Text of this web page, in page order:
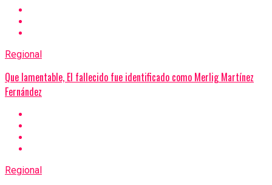
Regional
Que lamentable, El fallecido fue identificado como Merlig Martínez
Fernández
Regional